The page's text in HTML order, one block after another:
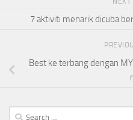
7 aktiviti menarik dicuba
Best ke terbang dengan
Search